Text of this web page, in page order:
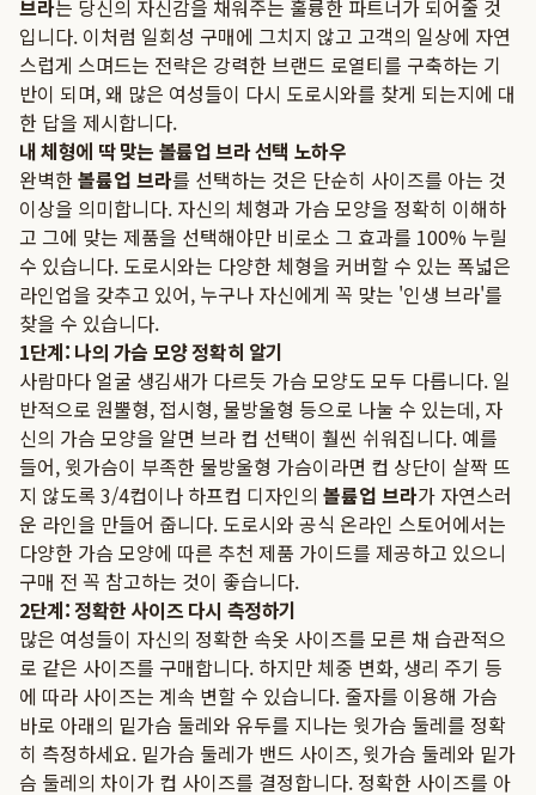
브라는 당신의 자신감을 채워주는 훌륭한 파트너가 되어줄 것
입니다. 이처럼 일회성 구매에 그치지 않고 고객의 일상에 자연
스럽게 스며드는 전략은 강력한 브랜드 로열티를 구축하는 기
반이 되며, 왜 많은 여성들이 다시 도로시와를 찾게 되는지에 대
한 답을 제시합니다.
내 체형에 딱 맞는 볼륨업 브라 선택 노하우
완벽한볼륨업 브라를 선택하는 것은 단순히 사이즈를 아는 것
이상을 의미합니다. 자신의 체형과 가슴 모양을 정확히 이해하
고 그에 맞는 제품을 선택해야만 비로소 그 효과를 100% 누릴
수 있습니다. 도로시와는 다양한 체형을 커버할 수 있는 폭넓은
라인업을 갖추고 있어, 누구나 자신에게 꼭 맞는 '인생 브라'를
찾을 수 있습니다.
1단계: 나의 가슴 모양 정확히 알기
사람마다 얼굴 생김새가 다르듯 가슴 모양도 모두 다릅니다. 일
반적으로 원뿔형, 접시형, 물방울형 등으로 나눌 수 있는데, 자
신의 가슴 모양을 알면 브라 컵 선택이 훨씬 쉬워집니다. 예를
들어, 윗가슴이 부족한 물방울형 가슴이라면 컵 상단이 살짝 뜨
지 않도록 3/4컵이나 하프컵 디자인의 볼륨업 브라가 자연스러
운 라인을 만들어 줍니다. 도로시와 공식 온라인 스토어에서는
다양한 가슴 모양에 따른 추천 제품 가이드를 제공하고 있으니
구매 전 꼭 참고하는 것이 좋습니다.
2단계: 정확한 사이즈 다시 측정하기
많은 여성들이 자신의 정확한 속옷 사이즈를 모른 채 습관적으
로 같은 사이즈를 구매합니다. 하지만 체중 변화, 생리 주기 등
에 따라 사이즈는 계속 변할 수 있습니다. 줄자를 이용해 가슴
바로 아래의 밑가슴 둘레와 유두를 지나는 윗가슴 둘레를 정확
히 측정하세요. 밑가슴 둘레가 밴드 사이즈, 윗가슴 둘레와 밑가
슴 둘레의 차이가 컵 사이즈를 결정합니다. 정확한 사이즈를 아